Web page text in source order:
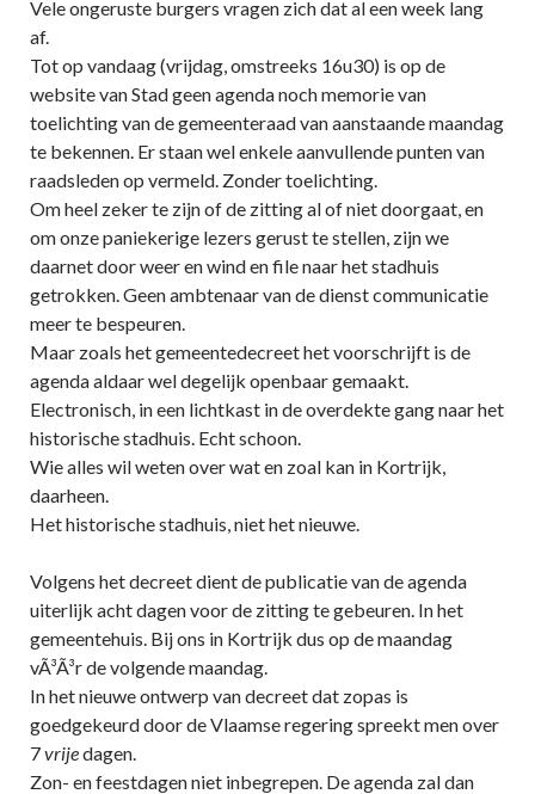
Vele ongeruste burgers vragen zich dat al een week lang
af.
Tot op vandaag (vrijdag, omstreeks 16u30) is op de
website van Stad geen agenda noch memorie van
toelichting van de gemeenteraad van aanstaande maandag
te bekennen. Er staan wel enkele aanvullende punten van
raadsleden op vermeld. Zonder toelichting.
Om heel zeker te zijn of de zitting al of niet doorgaat, en
om onze paniekerige lezers gerust te stellen, zijn we
daarnet door weer en wind en file naar het stadhuis
getrokken. Geen ambtenaar van de dienst communicatie
meer te bespeuren.
Maar zoals het gemeentedecreet het voorschrijft is de
agenda aldaar wel degelijk openbaar gemaakt.
Electronisch, in een lichtkast in de overdekte gang naar het
historische stadhuis. Echt schoon.
Wie alles wil weten over wat en zoal kan in Kortrijk,
daarheen.
Het historische stadhuis, niet het nieuwe.
Volgens het decreet dient de publicatie van de agenda
uiterlijk acht dagen voor de zitting te gebeuren. In het
gemeentehuis. Bij ons in Kortrijk dus op de maandag
vÃ³Ã³r de volgende maandag.
In het nieuwe ontwerp van decreet dat zopas is
goedgekeurd door de Vlaamse regering spreekt men over
7vrijedagen.
Zon- en feestdagen niet inbegrepen. De agenda zal dan